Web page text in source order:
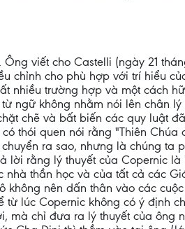
viết cho Castelli (ngày 21
chỉnh cho phù hợp với trí hiểu
nhiều trường hợp và một cách
ngữ không nhằm nói lên chân lý
chẽ và bất biến các quy luật
thói quen nói rằng "Thiên Chúa
ra sao, nhưng là chúng ta
lời rằng lý thuyết của Copernic là
thần học và của tất cả các
không nên dấn thân vào các
từ lúc Copernic không có ý định
mà chỉ đưa ra lý thuyết của ông